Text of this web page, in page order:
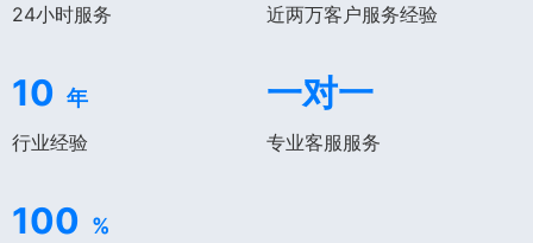
24小时服务 近两万客户服务经验
10 年
行业经验
一对一
专业客服服务
100 %